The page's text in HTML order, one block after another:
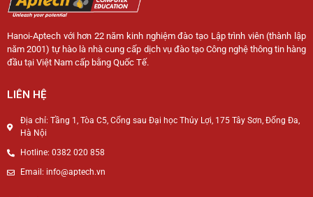
Hanoi-Aptech với hơn 22 năm kinh nghiệm đào tạo Lập trình viên (thành lập
năm 2001) tự hào là nhà cung cấp dịch vụ đào tạo Công nghệ thông tin hàng
đầu tại Việt Nam cấp bằng Quốc Tế.
LIÊN HỆ
Địa chỉ: Tầng 1, Tòa C5, Cổng sau Đại học Thủy Lợi, 175 Tây Sơn, Đống Đa,
Hà Nội
Hotline: 0382 020 858
Email: info@aptech.vn